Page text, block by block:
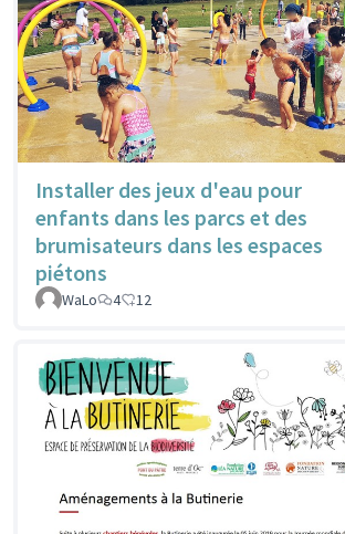
Installer des jeux d'eau pour
enfants dans les parcs et des
brumisateurs dans les espaces
piétons
WaLo 4 12